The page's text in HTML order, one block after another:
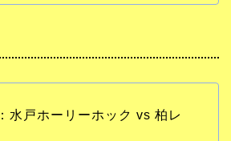
水戸ホーリーホック vs 柏レ